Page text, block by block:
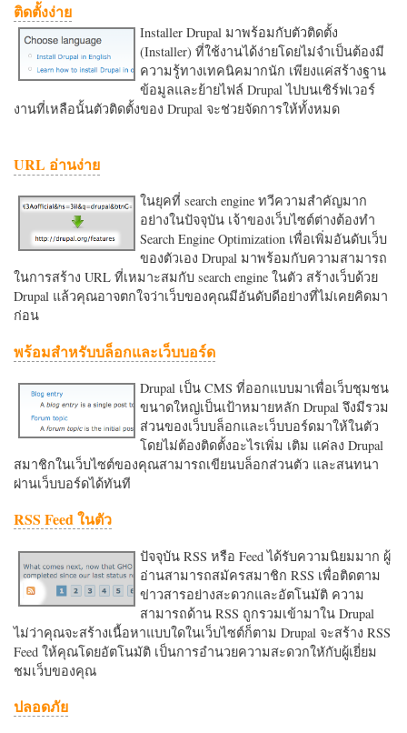
ติดตั้งง่าย
Installer Drupal มาพร้อมกับตัวติดตั้ง
(Installer) ที่ใช้งานได้ง่ายโดยไม่จำเป็นต้องมี
ความรู้ทางเทคนิคมากนัก เพียงแค่สร้างฐาน
ข้อมูลและย้ายไฟล์ Drupal ไปบนเซิร์ฟเวอร์
งานที่เหลือนั้นตัวติดตั้งของ Drupal จะช่วยจัดการให้ทั้งหมด
URL อ่านง่าย
ในยุคที่ search engine ทวีความสำคัญมาก
อย่างในปัจจุบัน เจ้าของเว็บไซต์ต่างต้องทำ
Search Engine Optimization เพื่อเพิ่มอันดับเว็บ
ของตัวเอง Drupal มาพร้อมกับความสามารถ
ในการสร้าง URL ที่เหมาะสมกับ search engine ในตัว สร้างเว็บด้วย
Drupal แล้วคุณอาจตกใจว่าเว็บของคุณมีอันดับดีอย่างที่ไม่เคยคิดมา
ก่อน
พร้อมสำหรับบล็อกและเว็บบอร์ด
Drupal เป็น CMS ที่ออกแบบมาเพื่อเว็บชุมชน
ขนาดใหญ่เป็นเป้าหมายหลัก Drupal จึงมีรวม
ส่วนของเว็บบล็อกและเว็บบอร์ดมาให้ในตัว
โดยไม่ต้องติดตั้งอะไรเพิ่ม เติม แค่ลง Drupal
สมาชิกในเว็บไซต์ของคุณสามารถเขียนบล็อกส่วนตัว และสนทนา
ผ่านเว็บบอร์ดได้ทันที
RSS Feed ในตัว
ปัจจุบัน RSS หรือ Feed ได้รับความนิยมมาก ผู้
อ่านสามารถสมัครสมาชิก RSS เพื่อติดตาม
ข่าวสารอย่างสะดวกและอัตโนมัติ ความ
สามารถด้าน RSS ถูกรวมเข้ามาใน Drupal
ไม่ว่าคุณจะสร้างเนื้อหาแบบใดในเว็บไซต์ก็ตาม Drupal จะสร้าง RSS
Feed ให้คุณโดยอัตโนมัติ เป็นการอำนวยความสะดวกใหักับผู้เยี่ยม
ชมเว็บของคุณ
ปลอดภัย